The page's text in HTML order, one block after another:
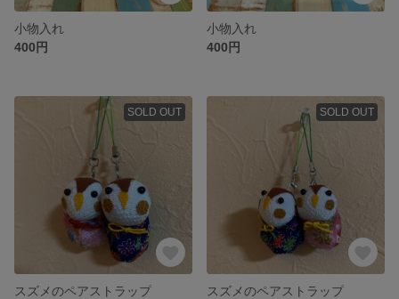
小物入れ
400円
小物入れ
400円
SOLD OUT
スズメのペアストラップ
SOLD OUT
スズメのペアストラップ